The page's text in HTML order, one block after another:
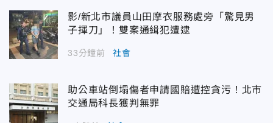
影/新北市議員山田摩衣服務處旁「驚見男
子揮刀」！雙案通緝犯遭逮
33分鐘前 社會
助公車站倒塌傷者申請國賠遭控貪污！北市
交通局科長獲判無罪